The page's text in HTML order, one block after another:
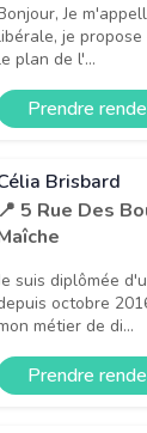
Je
je
plan de l'...
Prendre
Brisbard
📍 5 Rue Des
suis diplômée
octobre
métier de di...
Prendre